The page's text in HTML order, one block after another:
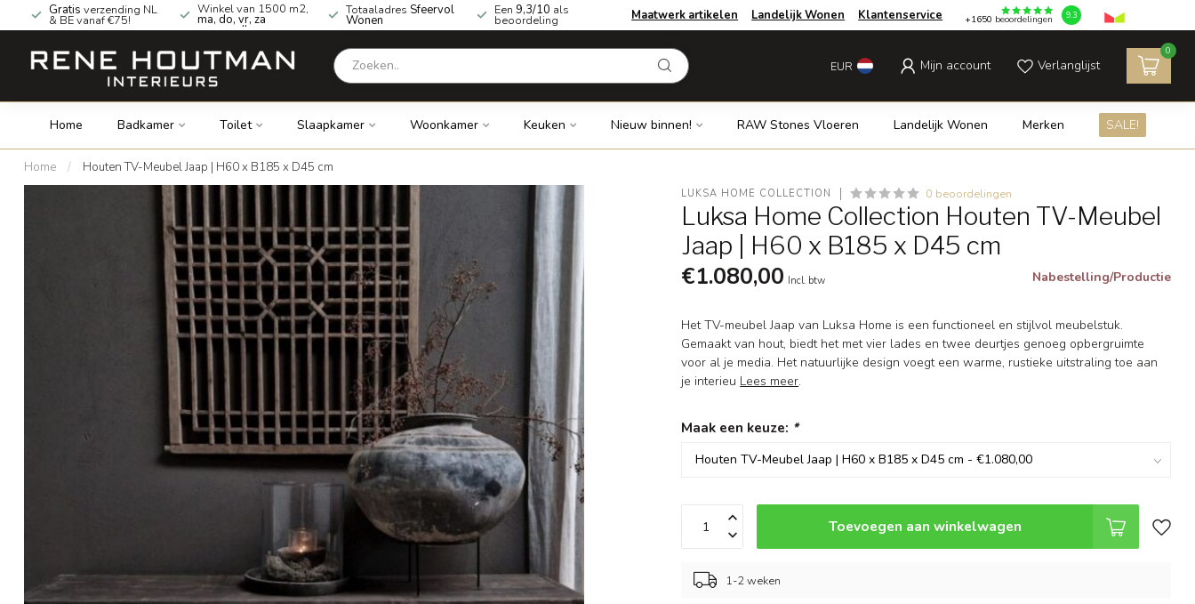
Gratis verzending NL
& BE vanaf €75!
Winkel van 1500 m2,
ma, do, vr, za
geopend!
Totaaladres Sfeervol
Wonen
Een 9,3/10 als
beoordeling Maatwerk artikelen Landelijk Wonen Klantenservice +1650 beoordelingen 9.3
EUR Mijn account Verlanglijst
0
Home Badkamer Toilet Slaapkamer Woonkamer Keuken Nieuw binnen! RAW Stones Vloeren Landelijk Wonen Merken SALE!
Home / Houten TV-Meubel Jaap | H60 x B185 x D45 cm
LUKSA HOME COLLECTION 0 beoordelingen
Luksa Home Collection Houten TV-Meubel
Jaap | H60 x B185 x D45 cm
€1.080,00 Incl. btw Nabestelling/Productie
Het TV-meubel Jaap van Luksa Home is een functioneel en stijlvol meubelstuk.
Gemaakt van hout, biedt het met vier lades en twee deurtjes genoeg opbergruimte
voor al je media. Het natuurlijke design voegt een warme, rustieke uitstraling toe aan
je interieu Lees meer.
Maak een keuze: *
Toevoegen aan winkelwagen
1-2 weken